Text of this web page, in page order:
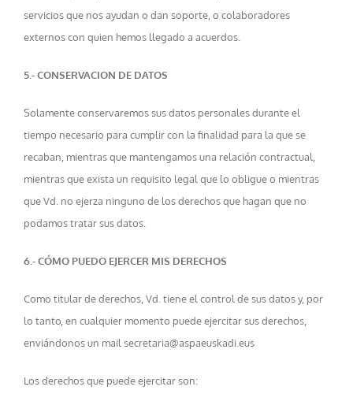
servicios que nos ayudan o dan soporte, o colaboradores
externos con quien hemos llegado a acuerdos.
5.- CONSERVACION DE DATOS
Solamente conservaremos sus datos personales durante el
tiempo necesario para cumplir con la finalidad para la que se
recaban, mientras que mantengamos una relación contractual,
mientras que exista un requisito legal que lo obligue o mientras
que Vd. no ejerza ninguno de los derechos que hagan que no
podamos tratar sus datos.
6.- CÓMO PUEDO EJERCER MIS DERECHOS
Como titular de derechos, Vd. tiene el control de sus datos y, por
lo tanto, en cualquier momento puede ejercitar sus derechos,
enviándonos un mail secretaria@aspaeuskadi.eus
Los derechos que puede ejercitar son: